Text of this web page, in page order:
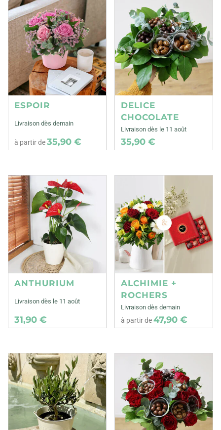
ESPOIR
Livraison dès demain
à partir de35,90 €
DELICE
CHOCOLATE
Livraison dès le 11 août
35,90 €
ANTHURIUM
Livraison dès le 11 août
31,90 €
ALCHIMIE +
ROCHERS
Livraison dès demain
à partir de47,90 €